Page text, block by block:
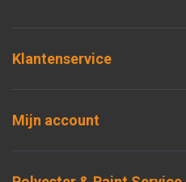
Klantenservice
Mijn account